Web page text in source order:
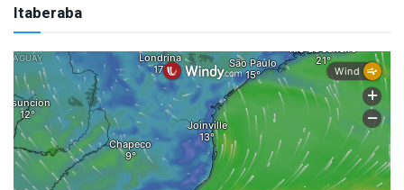
Itaberaba